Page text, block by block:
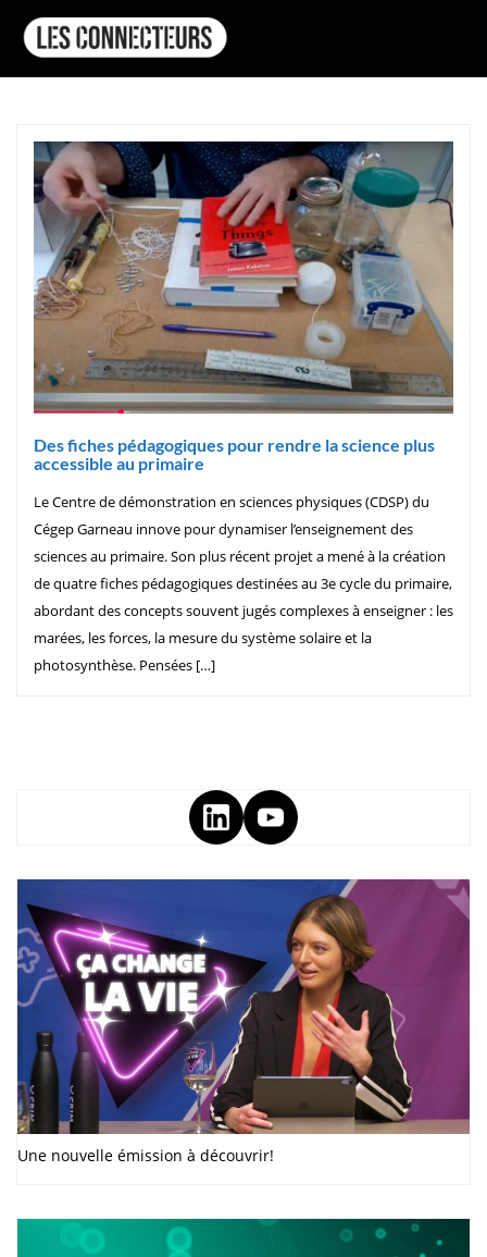
Des fiches pédagogiques pour rendre la science plus
accessible au primaire
Le Centre de démonstration en sciences physiques (CDSP) du
Cégep Garneau innove pour dynamiser l’enseignement des
sciences au primaire. Son plus récent projet a mené à la création
de quatre fiches pédagogiques destinées au 3e cycle du primaire,
abordant des concepts souvent jugés complexes à enseigner : les
marées, les forces, la mesure du système solaire et la
photosynthèse. Pensées […]
Une nouvelle émission à découvrir!